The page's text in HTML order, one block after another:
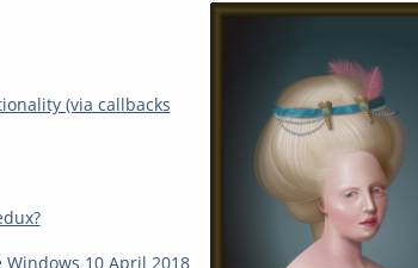
(via callbacks
Windows 10 April 2018